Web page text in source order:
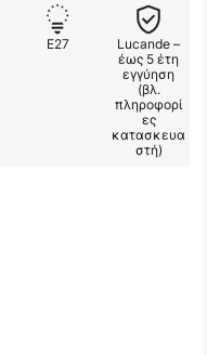
E27
Lucande –
έως 5 έτη
εγγύηση
(βλ.
πληροφορί
ες
κατασκευα
στή)